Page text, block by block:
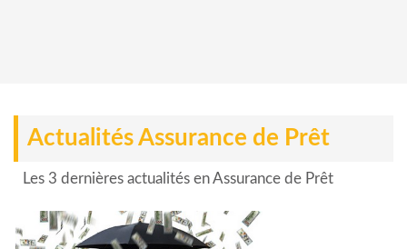
Actualités Assurance de Prêt
Les 3 dernières actualités en Assurance de Prêt